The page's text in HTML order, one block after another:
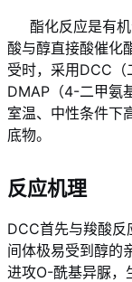
酯化反应是有机
酸与醇直接酸催化
受时，采用DCC（
DMAP（4-二甲氨
室温、中性条件下
底物。
反应机理
DCC首先与羧酸
间体极易受到醇的
进攻O-酰基异脲，